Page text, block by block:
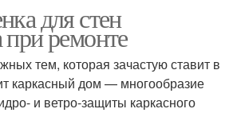
для стен
ремонте
тем, которая зачастую ставит в
каркасный дом — многообразие
и ветро-защиты каркасного